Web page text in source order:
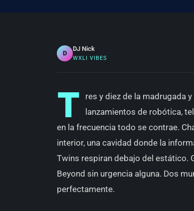
D
DJ Nick
WXLI VIBES
T
res y diez de la madrugada
lanzamientos de robótica,
en la frecuencia todo se contrae.
interior, una cavidad donde la
Twins respiran debajo del estático.
Beyond sin urgencia alguna. Dos
perfectamente.